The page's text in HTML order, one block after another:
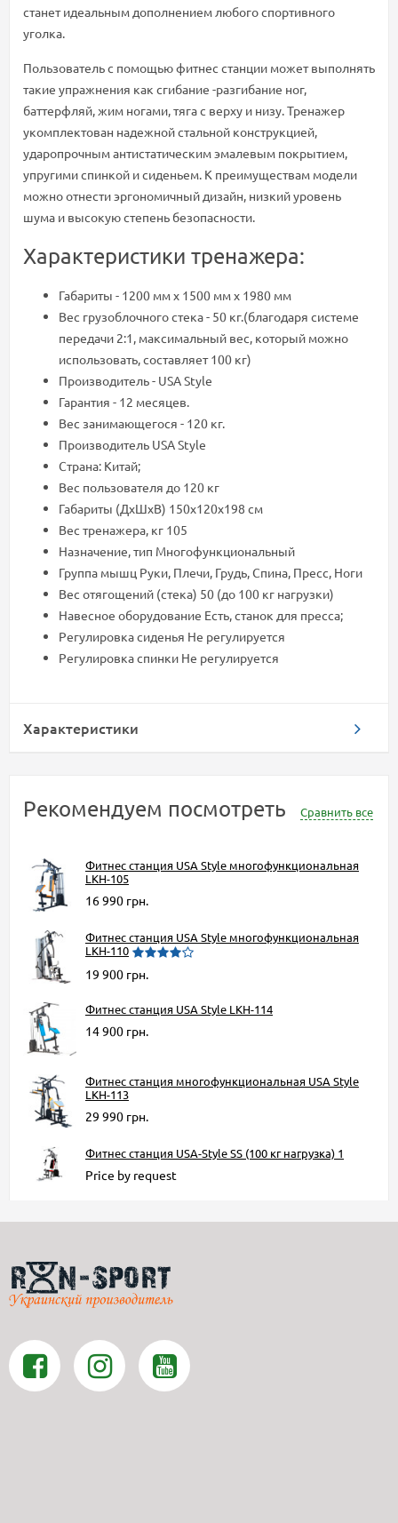
станет идеальным дополнением любого спортивного
уголка.
Пользователь с помощью фитнес станции может выполнять
такие упражнения как сгибание -разгибание ног,
баттерфляй, жим ногами, тяга с верху и низу. Тренажер
укомплектован надежной стальной конструкцией,
ударопрочным антистатическим эмалевым покрытием,
упругими спинкой и сиденьем. К преимуществам модели
можно отнести эргономичный дизайн, низкий уровень
шума и высокую степень безопасности.
Характеристики тренажера:
Габариты - 1200 мм х 1500 мм х 1980 мм
Вес грузоблочного стека - 50 кг.(благодаря системе
передачи 2:1, максимальный вес, который можно
использовать, составляет 100 кг)
Производитель - USA Style
Гарантия - 12 месяцев.
Вес занимающегося - 120 кг.
Производитель USA Style
Страна: Китай;
Вес пользователя до 120 кг
Габариты (ДхШхВ) 150x120x198 см
Вес тренажера, кг 105
Назначение, тип Многофункциональный
Группа мышц Руки, Плечи, Грудь, Спина, Пресс, Ноги
Вес отягощений (стека) 50 (до 100 кг нагрузки)
Навесное оборудование Есть, станок для пресса;
Регулировка сиденья Не регулируется
Регулировка спинки Не регулируется
Характеристики
Рекомендуем посмотреть Сравнить все
Фитнес станция USA Style многофункциональная
LKH-105
16 990 грн.
Фитнес станция USA Style многофункциональная
LKH-110
19 900 грн.
Фитнес станция USA Style LKH-114
14 900 грн.
Фитнес станция многофункциональная USA Style
LKH-113
29 990 грн.
Фитнес станция USA-Style SS (100 кг нагрузка) 1
Price by request